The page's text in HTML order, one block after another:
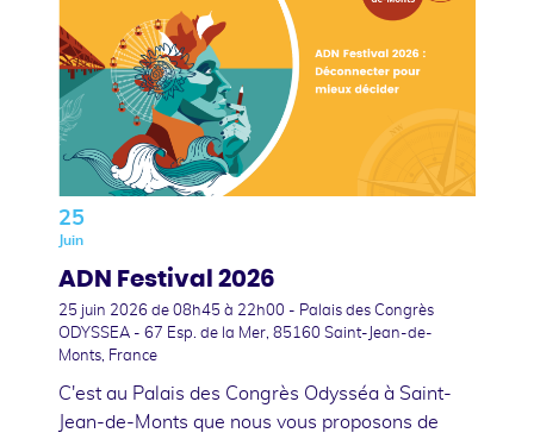
25
Juin
ADN Festival 2026
25 juin 2026 de 08h45 à 22h00 - Palais des Congrès
ODYSSEA - 67 Esp. de la Mer, 85160 Saint-Jean-de-
Monts, France
C'est au Palais des Congrès Odysséa à Saint-
Jean-de-Monts que nous vous proposons de